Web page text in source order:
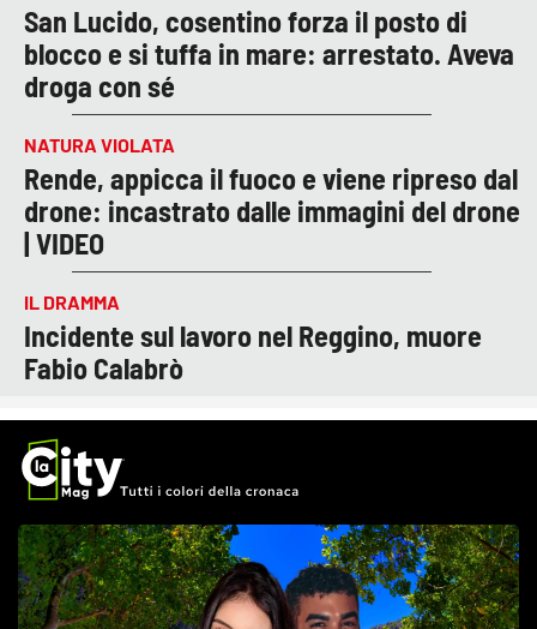
San Lucido, cosentino forza il posto di
blocco e si tuffa in mare: arrestato. Aveva
droga con sé
NATURA VIOLATA
Rende, appicca il fuoco e viene ripreso dal
drone: incastrato dalle immagini del drone
| VIDEO
IL DRAMMA
Incidente sul lavoro nel Reggino, muore
Fabio Calabrò